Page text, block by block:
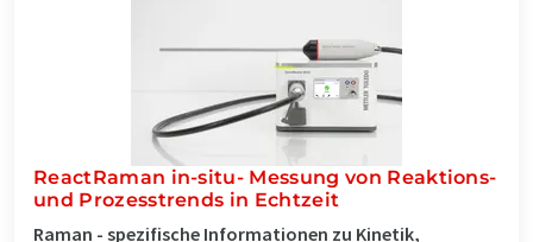
ReactRaman in-situ- Messung von Reaktions-
und Prozesstrends in Echtzeit
Raman - spezifische Informationen zu Kinetik,